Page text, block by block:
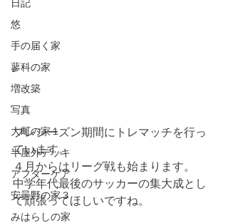
日記
悠
手の届く家
蓼科の家
増改築
写真
大町の家１
半屋外デッキ
アフターケア
安曇野の家３
みはらしの家
プレシーズン期間にトレマッチを行っ
ています。
４月からはリーグ戦も始まります。
中学年代最後のサッカーの集大成とし
て頑張ってほしいですね。